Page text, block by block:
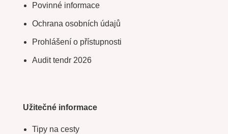
Povinné informace
Ochrana osobních údajů
Prohlášení o přístupnosti
Audit tendr 2026
Užitečné informace
Tipy na cesty